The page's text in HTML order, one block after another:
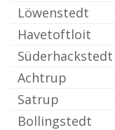
Löwenstedt
Havetoftloit
Süderhackstedt
Achtrup
Satrup
Bollingstedt